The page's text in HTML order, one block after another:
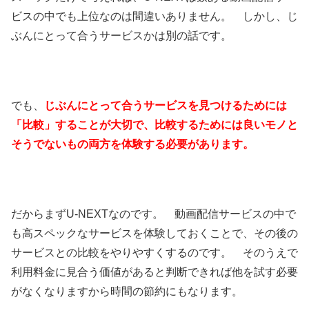
ビスの中でも上位なのは間違いありません。 しかし、じ
ぶんにとって合うサービスかは別の話です。
でも、
じぶんにとって合うサービスを見つけるためには
「比較」することが大切で、比較するためには良いモノと
そうでないもの両方を体験する必要があります。
だからまずU-NEXTなのです。 動画配信サービスの中で
も高スペックなサービスを体験しておくことで、その後の
サービスとの比較をやりやすくするのです。 そのうえで
利用料金に見合う価値があると判断できれば他を試す必要
がなくなりますから時間の節約にもなります。